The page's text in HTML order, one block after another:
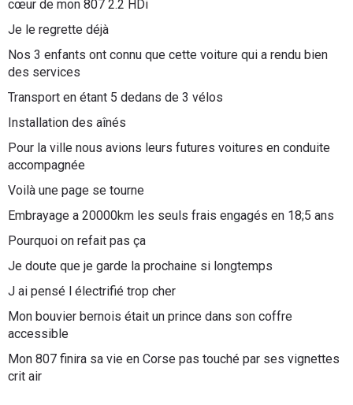
cœur de mon 807 2.2 HDi
Je le regrette déjà
Nos 3 enfants ont connu que cette voiture qui a rendu bien
des services
Transport en étant 5 dedans de 3 vélos
Installation des aînés
Pour la ville nous avions leurs futures voitures en conduite
accompagnée
Voilà une page se tourne
Embrayage a 20000km les seuls frais engagés en 18;5 ans
Pourquoi on refait pas ça
Je doute que je garde la prochaine si longtemps
J ai pensé l électrifié trop cher
Mon bouvier bernois était un prince dans son coffre
accessible
Mon 807 finira sa vie en Corse pas touché par ses vignettes
crit air